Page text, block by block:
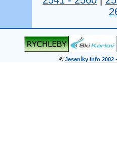
© Jeseníky Info 2002